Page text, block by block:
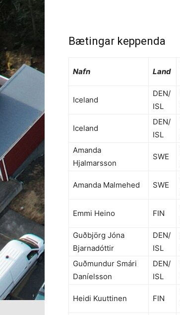
Bætingar keppenda
Nafn Land
Iceland
DEN/
ISL
Iceland
DEN/
ISL
Amanda
Hjalmarsson
SWE
Amanda Malmehed SWE
Emmi Heino FIN
Guðbjörg Jóna
Bjarnadóttir
DEN/
ISL
Guðmundur Smári
Daníelsson
DEN/
ISL
Heidi Kuuttinen FIN